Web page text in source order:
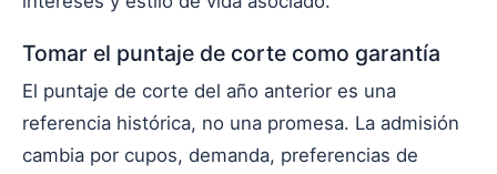
Tomar el puntaje de corte como garantía
El puntaje de corte del año anterior es una
referencia histórica, no una promesa. La admisión
cambia por cupos, demanda, preferencias de